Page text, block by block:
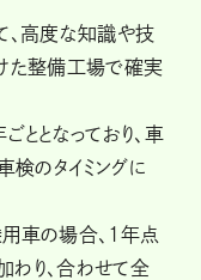
、高度な知識や技
た整備工場で確実
ととなっており、車
のタイミングに
車の場合、1年点
り、合わせて全